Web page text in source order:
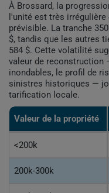
À Brossard, la
l'unité est très
prévisible. La tranche
$, tandis que les autres
584 $. Cette volatilité
valeur de reconstruction
inondables, le profil de
sinistres historiques —
tarification locale.
Valeur de la propriété
<200k
200k-300k